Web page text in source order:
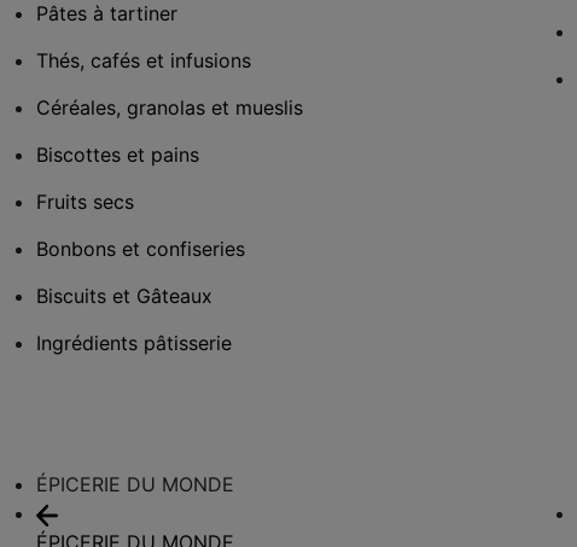
Pâtes à tartiner
Thés, cafés et infusions
Céréales, granolas et mueslis
Biscottes et pains
Fruits secs
Bonbons et confiseries
Biscuits et Gâteaux
Ingrédients pâtisserie
ÉPICERIE DU MONDE
ÉPICERIE DU MONDE